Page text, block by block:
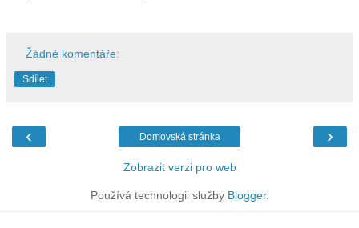
Žádné komentáře:
Sdílet
‹ ›
Domovská stránka
Zobrazit verzi pro web
Používá technologii služby Blogger.